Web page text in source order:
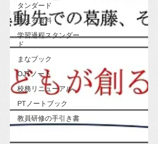
タンダード
使える資料
学習過程スタンダー
ド
まなブック
OJTノート
校務リニューアル
PTノートブック
教員研修の手引き書